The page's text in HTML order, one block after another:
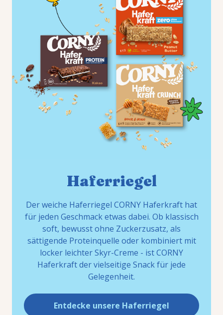
Haferriegel
Der weiche Haferriegel CORNY Haferkraft hat
für jeden Geschmack etwas dabei. Ob klassisch
soft, bewusst ohne Zuckerzusatz, als
sättigende Proteinquelle oder kombiniert mit
locker leichter Skyr-Creme - ist CORNY
Haferkraft der vielseitige Snack für jede
Gelegenheit.
Entdecke unsere Haferriegel